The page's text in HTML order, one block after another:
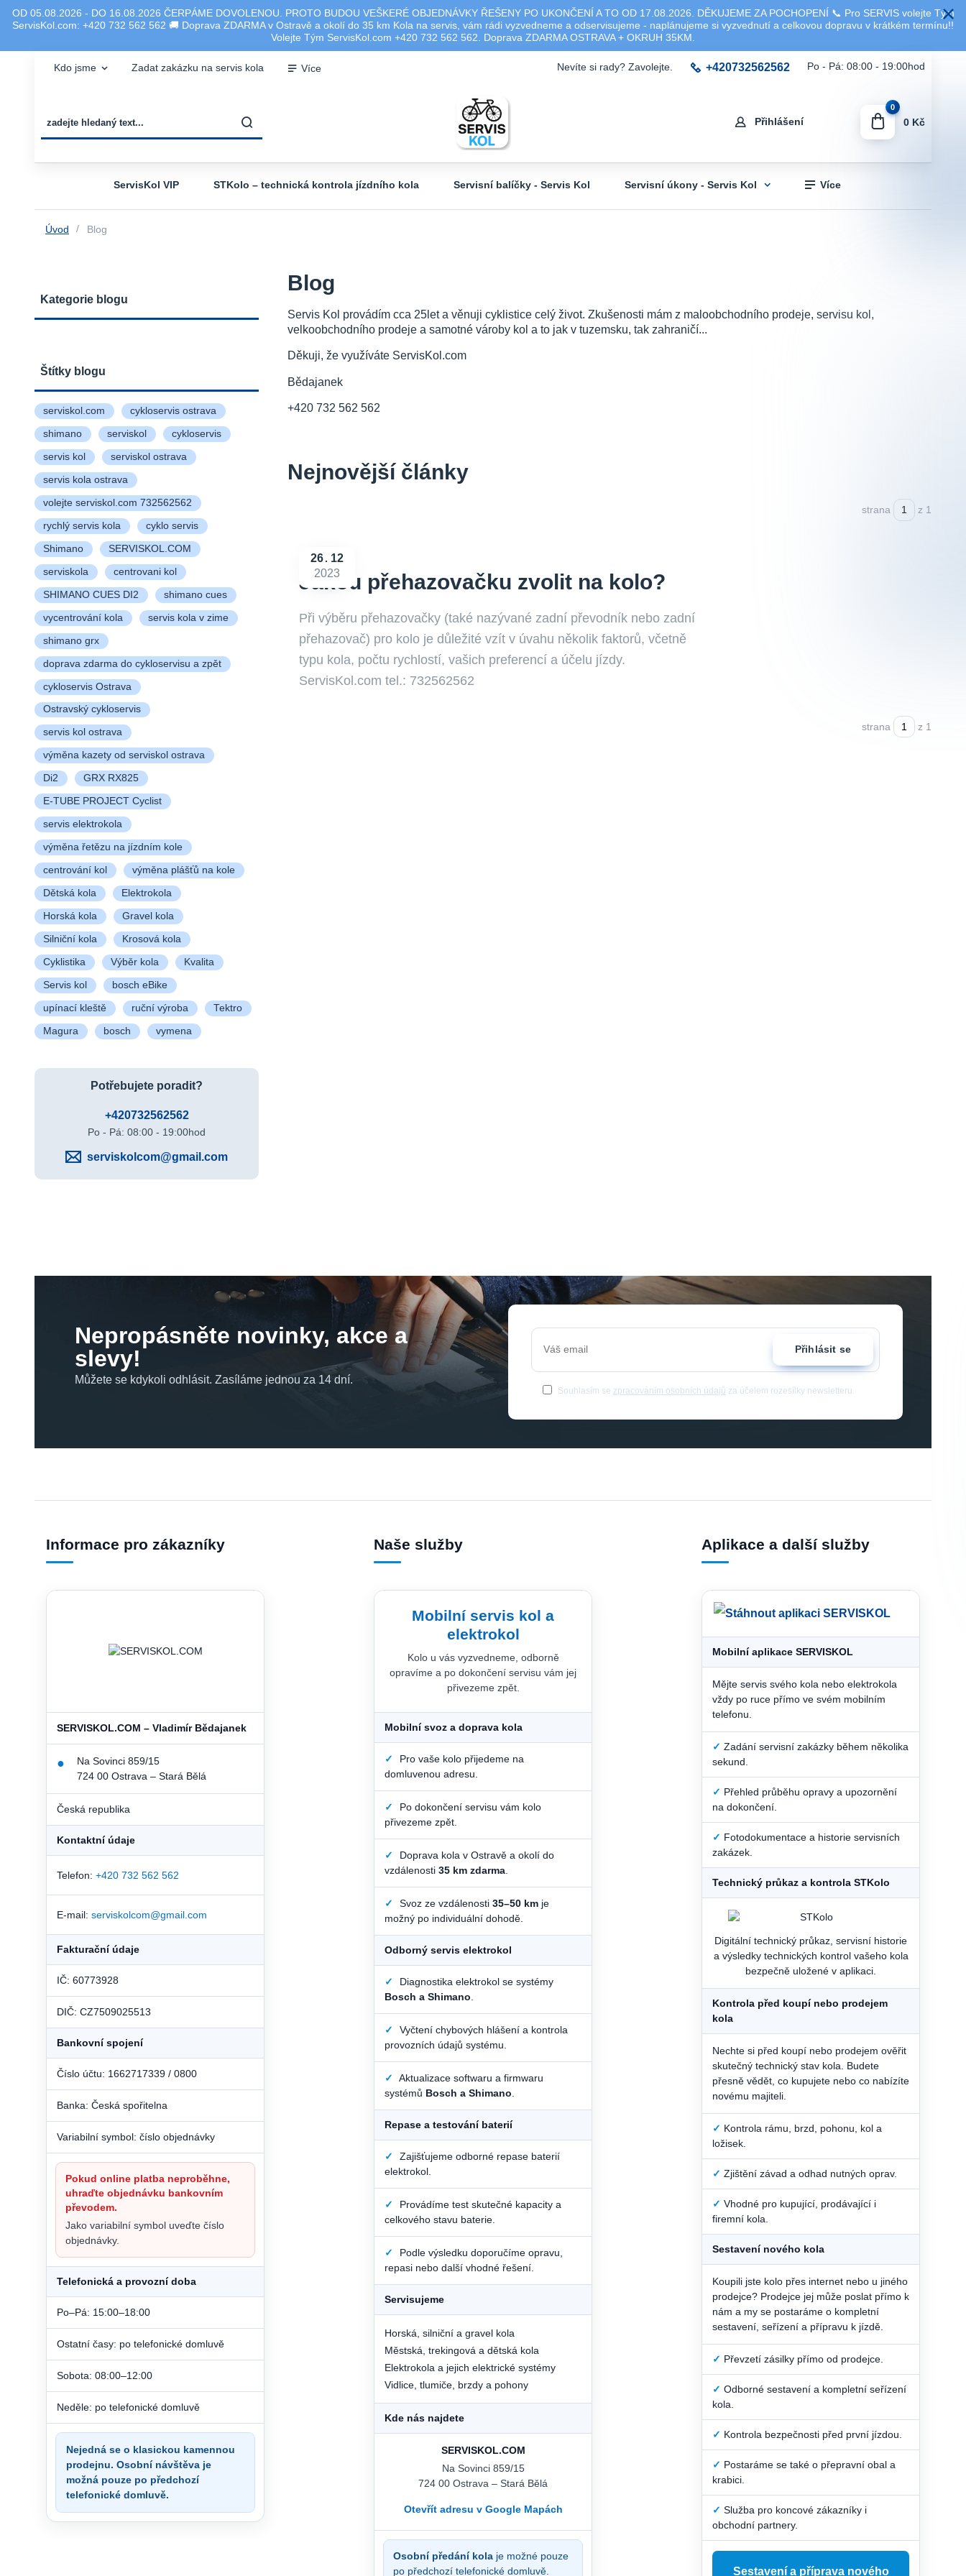
OD 05.08.2026 - DO 16.08.2026 ČERPÁME DOVOLENOU. PROTO BUDOU VEŠKERÉ OBJEDNÁVKY ŘEŠENY PO UKONČENÍ A TO OD 17.08.2026. DĚKUJEME ZA POCHOPENÍ 📞 Pro SERVIS volejte Tým
ServisKol.com: +420 732 562 562 🚚 Doprava ZDARMA v Ostravě a okolí do 35 km Kola na servis, vám rádi vyzvedneme a odservisujeme - naplánujeme si vyzvednutí a celkovou dopravu v krátkém termínu!!
Volejte Tým ServisKol.com +420 732 562 562. Doprava ZDARMA OSTRAVA + OKRUH 35KM.
Kdo jsme Zadat zakázku na servis kola Více
Přihlášení
Nevíte si rady? Zavolejte. +420732562562 Po - Pá: 08:00 - 19:00hod
0
0 Kč
ServisKol VIP STKolo – technická kontrola jízdního kola Servisní balíčky - Servis Kol Servisní úkony - Servis Kol Více
Úvod Blog
Kategorie blogu
Štítky blogu
serviskol.com cykloservis ostrava
shimano serviskol cykloservis
servis kol serviskol ostrava
servis kola ostrava
volejte serviskol.com 732562562
rychlý servis kola cyklo servis
Shimano SERVISKOL.COM
serviskola centrovani kol
SHIMANO CUES DI2 shimano cues
vycentrování kola servis kola v zime
shimano grx
doprava zdarma do cykloservisu a zpět
cykloservis Ostrava
Ostravský cykloservis
servis kol ostrava
výměna kazety od serviskol ostrava
Di2 GRX RX825
E-TUBE PROJECT Cyclist
servis elektrokola
výměna řetězu na jízdním kole
centrování kol výměna plášťů na kole
Dětská kola Elektrokola
Horská kola Gravel kola
Silniční kola Krosová kola
Cyklistika Výběr kola Kvalita
Servis kol bosch eBike
upínací kleště ruční výroba Tektro
Magura bosch vymena
Potřebujete poradit?
+420732562562
Po - Pá: 08:00 - 19:00hod
serviskolcom@gmail.com
Blog
Servis Kol provádím cca 25let a věnuji cyklistice celý život. Zkušenosti mám z maloobchodního prodeje, servisu kol,
velkoobchodního prodeje a samotné vároby kol a to jak v tuzemsku, tak zahraničí...
Děkuji, že využíváte ServisKol.com
Bědajanek
+420 732 562 562
Nejnovější články
strana z 1
Jakou přehazovačku zvolit na kolo?
26
12
2023
Při výběru přehazovačky (také nazývané zadní převodník nebo zadní
přehazovač) pro kolo je důležité vzít v úvahu několik faktorů, včetně
typu kola, počtu rychlostí, vašich preferencí a účelu jízdy.
ServisKol.com tel.: 732562562
strana z 1
Nepropásněte novinky, akce a
slevy!
Můžete se kdykoli odhlásit. Zasíláme jednou za 14 dní.
Přihlásit se
Souhlasím se zpracováním osobních údajů za účelem rozesílky newsletteru.
Informace pro zákazníky
SERVISKOL.COM – Vladimír Bědajanek
●
Na Sovinci 859/15
724 00 Ostrava – Stará Bělá
Česká republika
Kontaktní údaje
Telefon: +420 732 562 562
E-mail: serviskolcom@gmail.com
Fakturační údaje
IČ: 60773928
DIČ: CZ7509025513
Bankovní spojení
Číslo účtu: 1662717339 / 0800
Banka: Česká spořitelna
Variabilní symbol: číslo objednávky
Pokud online platba neproběhne,
uhraďte objednávku bankovním
převodem.
Jako variabilní symbol uveďte číslo
objednávky.
Telefonická a provozní doba
Po–Pá: 15:00–18:00
Ostatní časy: po telefonické domluvě
Sobota: 08:00–12:00
Neděle: po telefonické domluvě
Nejedná se o klasickou kamennou
prodejnu. Osobní návštěva je
možná pouze po předchozí
telefonické domluvě.
Naše služby
Mobilní servis kol a
elektrokol
Kolo u vás vyzvedneme, odborně
opravíme a po dokončení servisu vám jej
přivezeme zpět.
Mobilní svoz a doprava kola
✓
Pro vaše kolo přijedeme na
domluvenou adresu.
✓
Po dokončení servisu vám kolo
přivezeme zpět.
✓
Doprava kola v Ostravě a okolí do
vzdálenosti 35 km zdarma
✓ Svoz ze vzdálenosti 35–50 km je
možný po individuální dohodě.
Odborný servis elektrokol
✓
Diagnostika elektrokol se systémy
Bosch a Shimano
✓
Vyčtení chybových hlášení a kontrola
provozních údajů systému.
✓
Aktualizace softwaru a firmwaru
systémů Bosch a Shimano
Repase a testování baterií
✓
Zajišťujeme odborné repase baterií
elektrokol.
✓
Provádíme test skutečné kapacity a
celkového stavu baterie.
✓
Podle výsledku doporučíme opravu,
repasi nebo další vhodné řešení.
Servisujeme
Horská, silniční a gravel kola
Městská, trekingová a dětská kola
Elektrokola a jejich elektrické systémy
Vidlice, tlumiče, brzdy a pohony
Kde nás najdete
SERVISKOL.COM
Na Sovinci 859/15
724 00 Ostrava – Stará Bělá
Otevřít adresu v Google Mapách
Osobní předání kola je možné pouze
po předchozí telefonické domluvě.
Aplikace a další služby
Mobilní aplikace SERVISKOL
Mějte servis svého kola nebo elektrokola
vždy po ruce přímo ve svém mobilním
telefonu.
✓ Zadání servisní zakázky během několika
sekund.
✓ Přehled průběhu opravy a upozornění
na dokončení.
✓ Fotodokumentace a historie servisních
zakázek.
Technický průkaz a kontrola STKolo
Digitální technický průkaz, servisní historie
a výsledky technických kontrol vašeho kola
bezpečně uložené v aplikaci.
Kontrola před koupí nebo prodejem
kola
Nechte si před koupí nebo prodejem ověřit
skutečný technický stav kola. Budete
přesně vědět, co kupujete nebo co nabízíte
novému majiteli.
✓ Kontrola rámu, brzd, pohonu, kol a
ložisek.
✓ Zjištění závad a odhad nutných oprav.
✓ Vhodné pro kupující, prodávající i
firemní kola.
Sestavení nového kola
Koupili jste kolo přes internet nebo u jiného
prodejce? Prodejce jej může poslat přímo k
nám a my se postaráme o kompletní
sestavení, seřízení a přípravu k jízdě.
✓ Převzetí zásilky přímo od prodejce.
✓ Odborné sestavení a kompletní seřízení
kola.
✓ Kontrola bezpečnosti před první jízdou.
✓ Postaráme se také o přepravní obal a
krabici.
✓ Služba pro koncové zákazníky i
obchodní partnery.
Sestavení a příprava nového